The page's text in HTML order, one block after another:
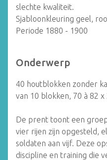
slechte kwaliteit.
Sjabloonkleuring geel,
Periode 1880 - 1900
Onderwerp
40 houtblokken zonder
van 10 blokken, 70 à 82
De prent toont een
vier rijen zijn opgesteld,
soldaten aan vijf. Deze
discipline en training die